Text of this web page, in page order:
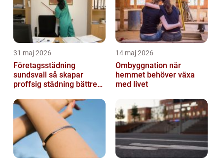
31 maj 2026
Företagsstädning
sundsvall så skapar
proffsig städning bättre
14 maj 2026
Ombyggnation när
hemmet behöver växa
med livet